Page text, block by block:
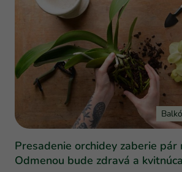
Presadenie orchidey zaberie pár
Odmenou bude zdravá a